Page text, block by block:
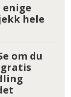
hele
om du